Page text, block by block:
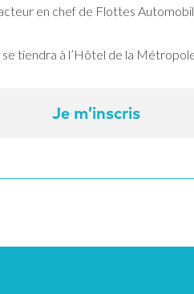
en chef de Flottes
tiendra à l’Hôtel de la
Je m’inscris